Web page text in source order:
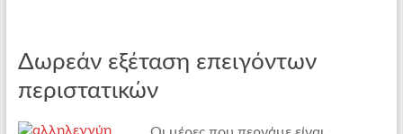
Δωρεάν εξέταση επειγόντων
περιστατικών